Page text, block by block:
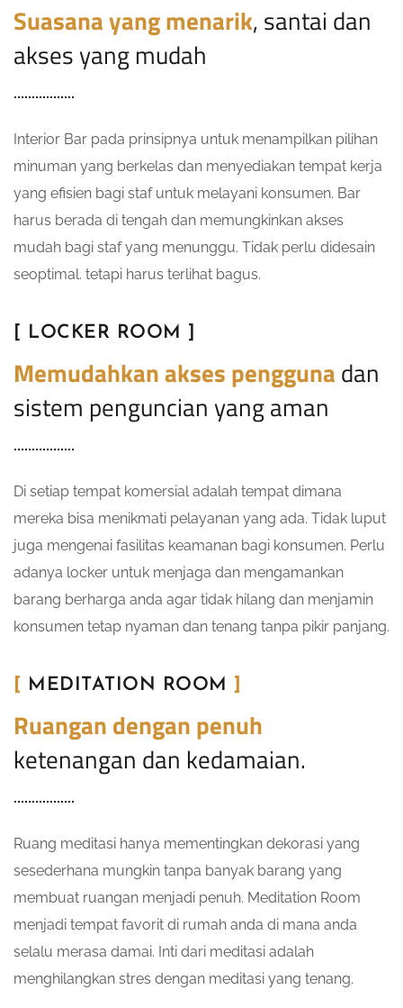
Suasana yang menarik, santai dan
akses yang mudah
Interior Bar pada prinsipnya untuk menampilkan pilihan
minuman yang berkelas dan menyediakan tempat kerja
yang efisien bagi staf untuk melayani konsumen. Bar
harus berada di tengah dan memungkinkan akses
mudah bagi staf yang menunggu. Tidak perlu didesain
seoptimal. tetapi harus terlihat bagus.
[ LOCKER ROOM ]
Memudahkan akses penggunadan
sistem penguncian yang aman
Di setiap tempat komersial adalah tempat dimana
mereka bisa menikmati pelayanan yang ada. Tidak luput
juga mengenai fasilitas keamanan bagi konsumen. Perlu
adanya locker untuk menjaga dan mengamankan
barang berharga anda agar tidak hilang dan menjamin
konsumen tetap nyaman dan tenang tanpa pikir panjang.
[ MEDITATION ROOM ]
Ruangan dengan penuh
ketenangan dan kedamaian.
Ruang meditasi hanya mementingkan dekorasi yang
sesederhana mungkin tanpa banyak barang yang
membuat ruangan menjadi penuh. Meditation Room
menjadi tempat favorit di rumah anda di mana anda
selalu merasa damai. Inti dari meditasi adalah
menghilangkan stres dengan meditasi yang tenang.